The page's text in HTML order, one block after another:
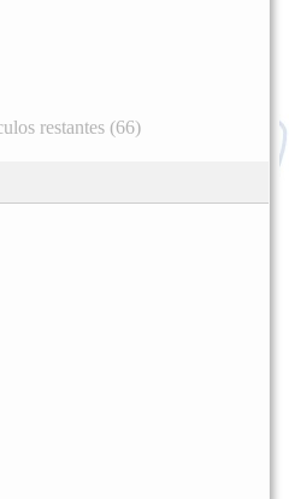
restantes (66)